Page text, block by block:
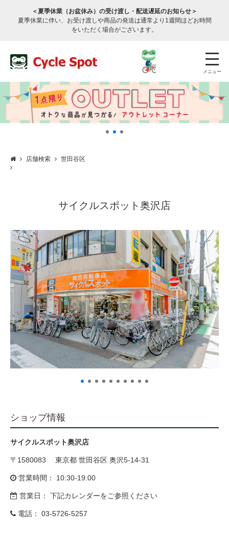
＜夏季休業（お盆休み）の受け渡し・配送遅延のお知らせ＞
夏季休業に伴い、お受け渡しや商品の発送は通常より1週間ほどお時間
をいただく場合がございます。
メニュー
サービスのご案内
サービス全般
修理・メンテナンス工賃
盗難保証
SpotMateログイン
オリジナル自転車
Norwayシリーズ
eVita
コンテンツ
店舗検索 世田谷区
サイクルスポット奥沢店
ショップ情報
サイクルスポット奥沢店
〒1580083 東京都 世田谷区 奥沢5-14-31
営業時間： 10:30-19:00
営業日： 下記カレンダーをご参照ください
電話： 03-5726-5257